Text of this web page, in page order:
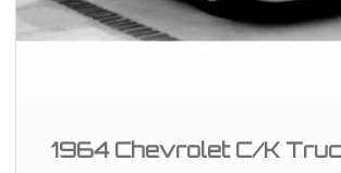
1964 Chevrolet C/K